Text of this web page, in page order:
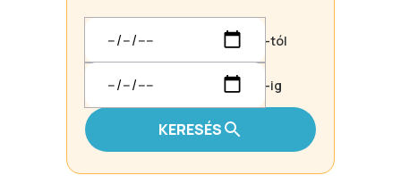
-tól
-ig
KERESÉS